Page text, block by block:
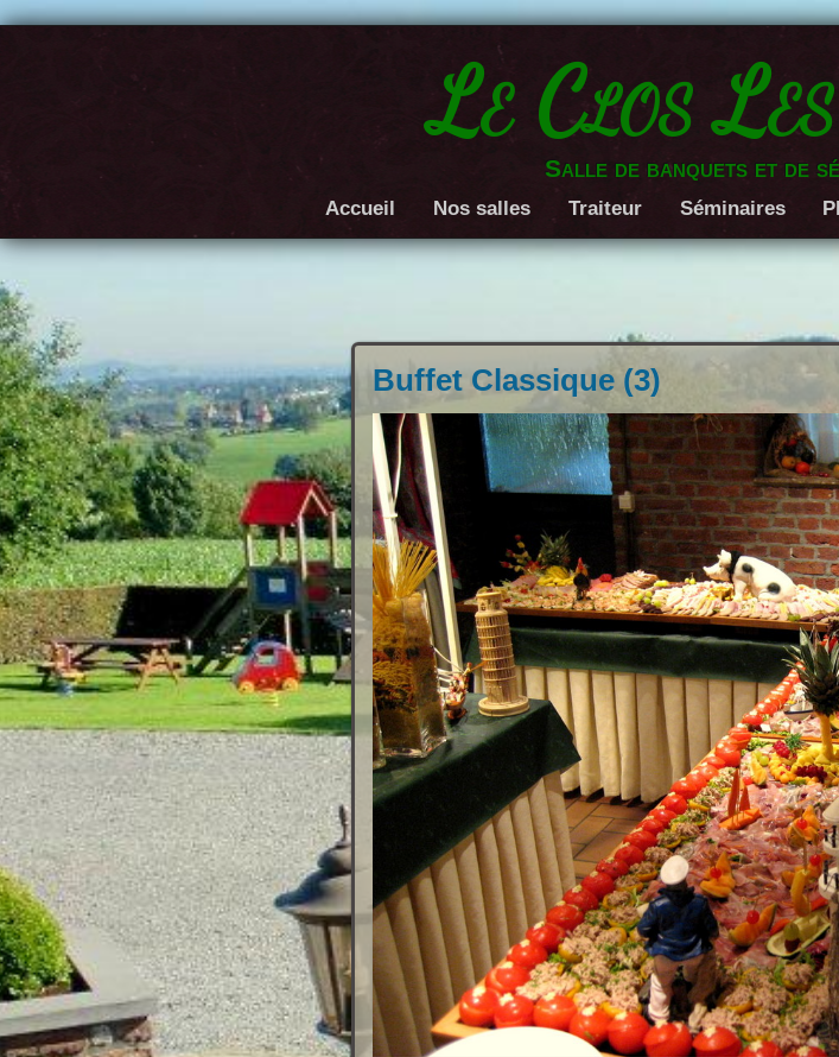
Le Clos
Salle de banquets et de
Accueil Nos salles Traiteur Séminaires
Buffet Classique (3)